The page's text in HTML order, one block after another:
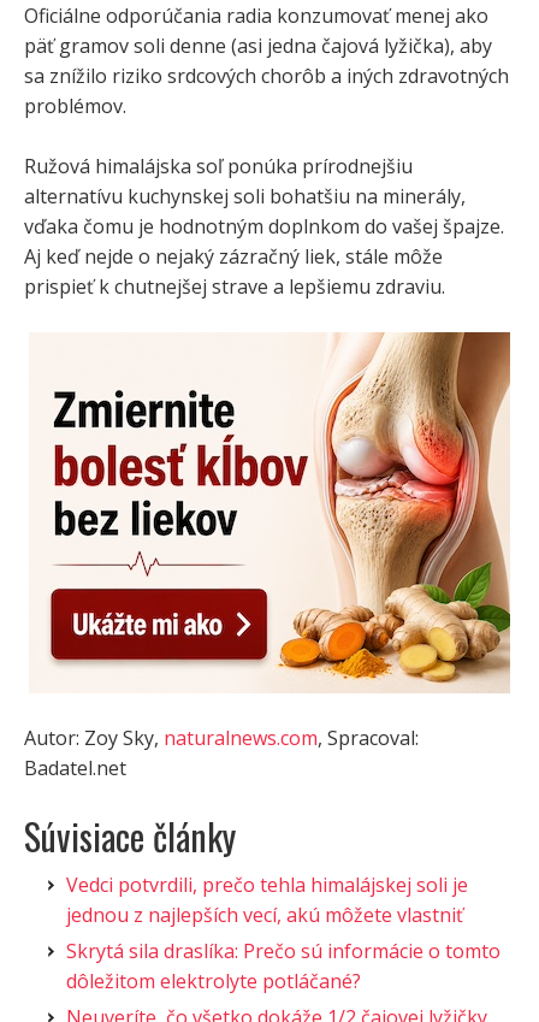
Oficiálne odporúčania radia konzumovať menej ako
päť gramov soli denne (asi jedna čajová lyžička), aby
sa znížilo riziko srdcových chorôb a iných zdravotných
problémov.
Ružová himalájska soľ ponúka prírodnejšiu
alternatívu kuchynskej soli bohatšiu na minerály,
vďaka čomu je hodnotným doplnkom do vašej špajze.
Aj keď nejde o nejaký zázračný liek, stále môže
prispieť k chutnejšej strave a lepšiemu zdraviu.
Autor: Zoy Sky, naturalnews.com, Spracoval:
Badatel.net
Súvisiace články
Vedci potvrdili, prečo tehla himalájskej soli je
jednou z najlepších vecí, akú môžete vlastniť
Skrytá sila draslíka: Prečo sú informácie o tomto
dôležitom elektrolyte potláčané?